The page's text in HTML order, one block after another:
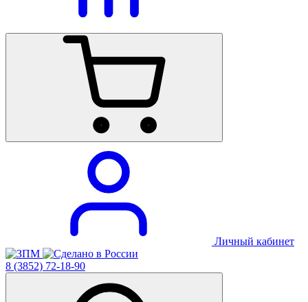
Личный кабинет
8 (3852) 72-18-90